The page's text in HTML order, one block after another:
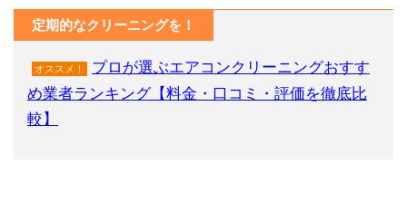
定期的なクリーニングを！
オススメ！
プロが選ぶエアコンクリーニングおすす
め業者ランキング【料金・口コミ・評価を徹底比
較】